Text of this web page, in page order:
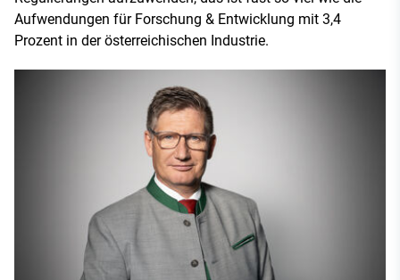
Aufwendungen für Forschung & Entwicklung mit 3,4
Prozent in der österreichischen Industrie.